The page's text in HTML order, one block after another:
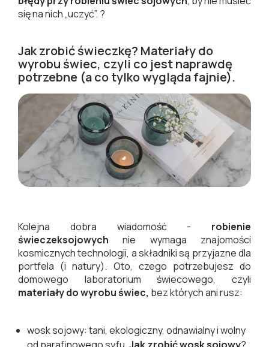
się na nich „uczyć”. ?
Jak zrobić świeczkę? Materiały do
wyrobu świec, czyli co jest naprawdę
potrzebne (a co tylko wygląda fajnie).
Kolejna dobra wiadomość - robienie
świeczeksojowych nie wymaga znajomości
kosmicznych technologii, a składniki są przyjazne dla
portfela (i natury). Oto, czego potrzebujesz do
domowego laboratorium świecowego, czyli
materiały do wyrobu świec, bez których ani rusz:
wosk sojowy: tani, ekologiczny, odnawialny i wolny